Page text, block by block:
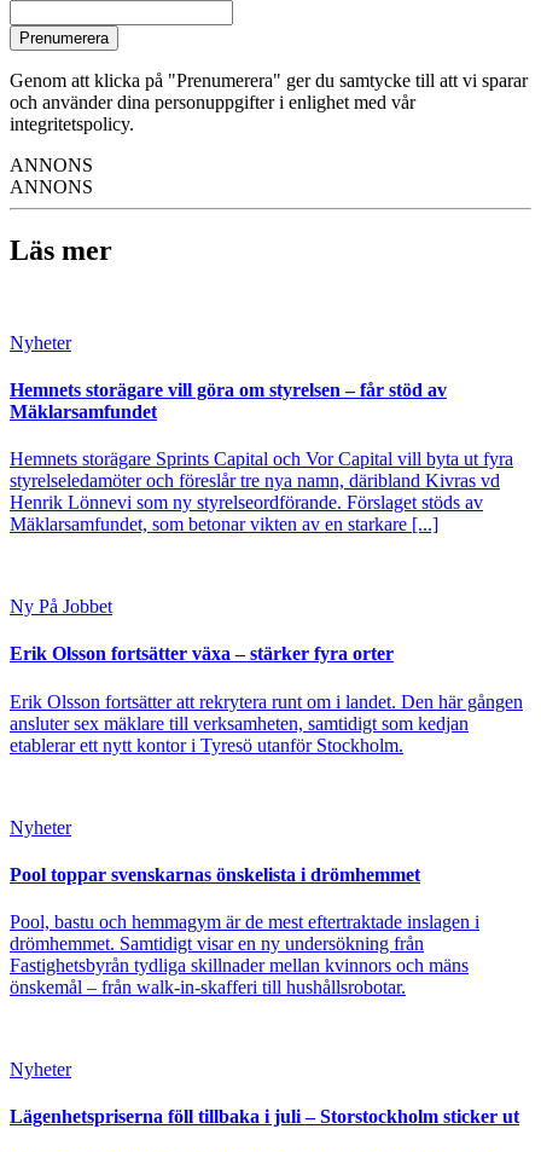
Prenumerera
Genom att klicka på "Prenumerera" ger du samtycke till att vi sparar
och använder dina personuppgifter i enlighet med vår
integritetspolicy.
ANNONS
ANNONS
Läs mer
Nyheter
Hemnets storägare vill göra om styrelsen – får stöd av
Mäklarsamfundet
Hemnets storägare Sprints Capital och Vor Capital vill byta ut fyra
styrelseledamöter och föreslår tre nya namn, däribland Kivras vd
Henrik Lönnevi som ny styrelseordförande. Förslaget stöds av
Mäklarsamfundet, som betonar vikten av en starkare [...]
Ny På Jobbet
Erik Olsson fortsätter växa – stärker fyra orter
Erik Olsson fortsätter att rekrytera runt om i landet. Den här gången
ansluter sex mäklare till verksamheten, samtidigt som kedjan
etablerar ett nytt kontor i Tyresö utanför Stockholm.
Nyheter
Pool toppar svenskarnas önskelista i drömhemmet
Pool, bastu och hemmagym är de mest eftertraktade inslagen i
drömhemmet. Samtidigt visar en ny undersökning från
Fastighetsbyrån tydliga skillnader mellan kvinnors och mäns
önskemål – från walk-in-skafferi till hushållsrobotar.
Nyheter
Lägenhetspriserna föll tillbaka i juli – Storstockholm sticker ut